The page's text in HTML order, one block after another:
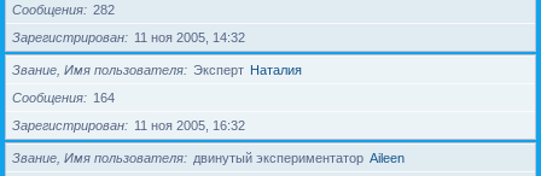
Сообщения
282
Зарегистрирован
11 ноя 2005, 14:32
Звание, Имя пользователя Эксперт Наталия
Сообщения
164
Зарегистрирован
11 ноя 2005, 16:32
Звание, Имя пользователя двинутый экспериментатор Aileen